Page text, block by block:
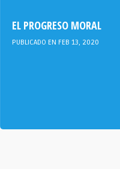
EL PROGRESO MORAL
PUBLICADO EN FEB 13, 2020